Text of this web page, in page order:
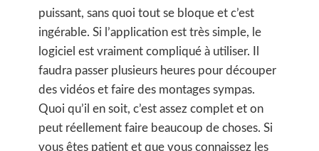
puissant, sans quoi tout se bloque et c’est
ingérable. Si l’application est très simple, le
logiciel est vraiment compliqué à utiliser. Il
faudra passer plusieurs heures pour découper
des vidéos et faire des montages sympas.
Quoi qu’il en soit, c’est assez complet et on
peut réellement faire beaucoup de choses. Si
vous êtes patient et que vous connaissez les